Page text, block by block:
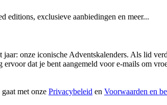
editions, exclusieve aanbiedingen en meer...
onze iconische Adventskalenders. Als lid
dat je bent aangemeld voor e-mails om
met onze Privacybeleid en Voorwaarden en